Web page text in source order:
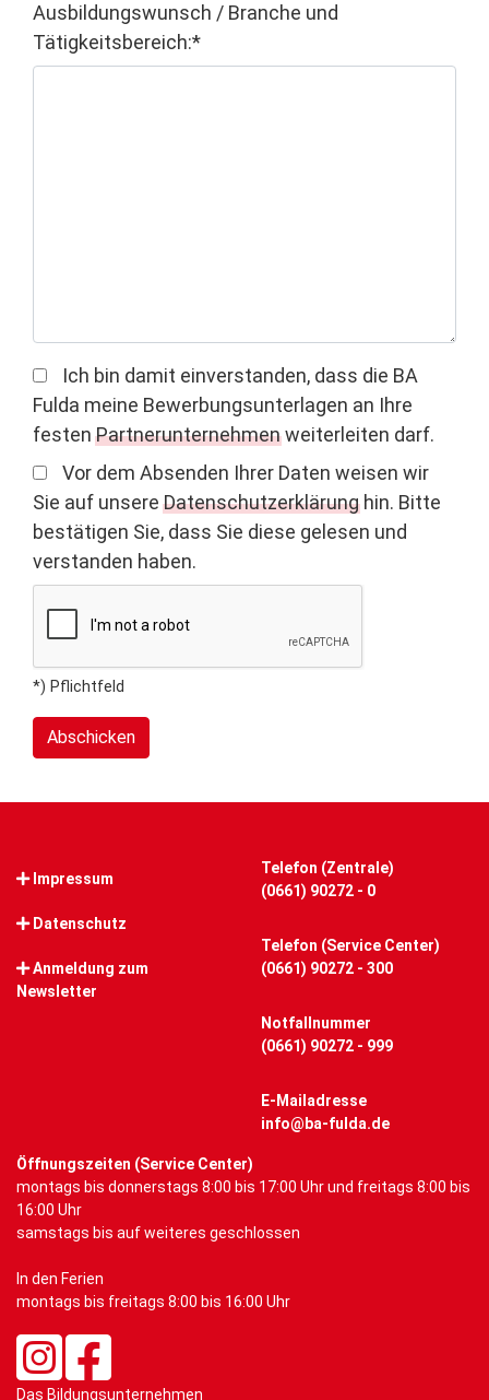
Ausbildungswunsch / Branche und
Tätigkeitsbereich:*
Ich bin damit einverstanden, dass die BA
Fulda meine Bewerbungsunterlagen an Ihre
festenPartnerunternehmenweiterleiten darf.
Vor dem Absenden Ihrer Daten weisen wir
Sie auf unsereDatenschutzerklärunghin. Bitte
bestätigen Sie, dass Sie diese gelesen und
verstanden haben.
*) Pflichtfeld
Abschicken
Impressum
Datenschutz
Anmeldung zum
Newsletter
Telefon (Zentrale)
(0661) 90272 - 0
Telefon (Service Center)
(0661) 90272 - 300
Notfallnummer
(0661) 90272 - 999
E-Mailadresse
info@ba-fulda.de
Öffnungszeiten (Service Center)
montags bis donnerstags 8:00 bis 17:00 Uhr und freitags 8:00 bis
16:00 Uhr
samstags bis auf weiteres geschlossen
In den Ferien
montags bis freitags 8:00 bis 16:00 Uhr
Das Bildungsunternehmen